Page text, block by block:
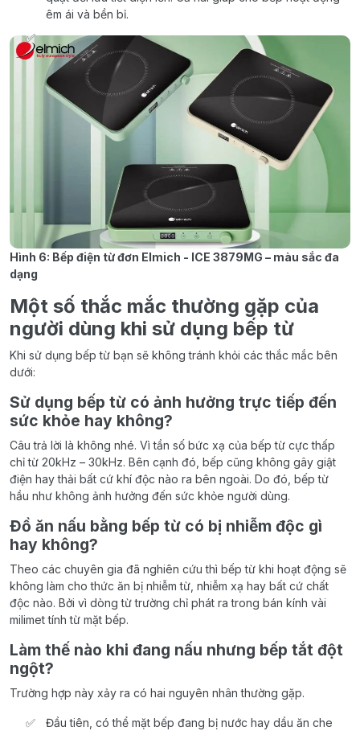
êm ái và bền bỉ.
Hình 6: Bếp điện từ đơn Elmich - ICE 3879MG – màu sắc đa
dạng
Một số thắc mắc thường gặp của
người dùng khi sử dụng bếp từ
Khi sử dụng bếp từ bạn sẽ không tránh khỏi các thắc mắc bên
dưới:
Sử dụng bếp từ có ảnh hưởng trực tiếp đến
sức khỏe hay không?
Câu trả lời là không nhé. Vì tần số bức xạ của bếp từ cực thấp
chỉ từ 20kHz – 30kHz. Bên cạnh đó, bếp cũng không gây giật
điện hay thải bất cứ khí độc nào ra bên ngoài. Do đó, bếp từ
hầu như không ảnh hưởng đến sức khỏe người dùng.
Đồ ăn nấu bằng bếp từ có bị nhiễm độc gì
hay không?
Theo các chuyên gia đã nghiên cứu thì bếp từ khi hoạt động sẽ
không làm cho thức ăn bị nhiễm từ, nhiễm xạ hay bất cứ chất
độc nào. Bởi vì dòng từ trường chỉ phát ra trong bán kính vài
milimet tính từ mặt bếp.
Làm thế nào khi đang nấu nhưng bếp tắt đột
ngột?
Trường hợp này xảy ra có hai nguyên nhân thường gặp.
Đầu tiên, có thể mặt bếp đang bị nước hay dầu ăn che